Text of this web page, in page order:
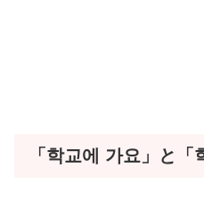
「학교에 가요」と